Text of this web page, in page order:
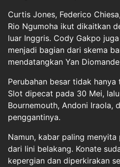
Curtis Jones, Federico
Rio Ngumoha ikut dikaitkan
luar Inggris. Cody Gakpo
menjadi bagian dari skema
mendatangkan Yan
Perubahan besar tidak
Slot dipecat pada 30 Mei,
Bournemouth, Andoni Iraola,
penggantinya.
Namun, kabar paling
dari lini belakang. Konate
kepergian dan diperkirakan